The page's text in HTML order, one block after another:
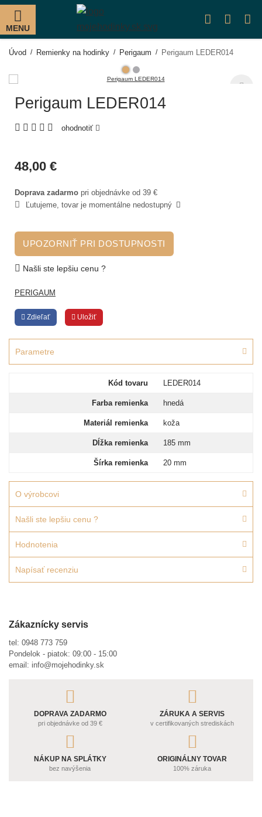
MENU
Úvod Remienky na hodinky Perigaum Perigaum LEDER014
Perigaum LEDER014
ohodnotiť
48,00 €
Doprava zadarmo pri objednávke od 39 €
Ľutujeme, tovar je momentálne nedostupný
UPOZORNIŤ PRI DOSTUPNOSTI
Našli ste lepšiu cenu ?
PERIGAUM
Zdieľať Uložiť
Parametre
Kód tovaru LEDER014
Farba remienka hnedá
Materiál remienka koža
Dĺžka remienka 185 mm
Šírka remienka 20 mm
O výrobcovi
Našli ste lepšiu cenu ?
Hodnotenia
Napísať recenziu
Zákaznícky servis
tel: 0948 773 759
Pondelok - piatok: 09:00 - 15:00
email: info@mojehodinky.sk
DOPRAVA ZADARMO
pri objednávke od 39 €
ZÁRUKA A SERVIS
v certifikovaných strediskách
NÁKUP NA SPLÁTKY
bez navýšenia
ORIGINÁLNY TOVAR
100% záruka